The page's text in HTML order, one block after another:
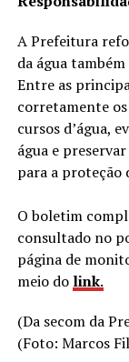
A Prefeitura
da água
Entre as
corretamente
cursos d’água,
água e
para a proteção
O boletim
consultado no
página de
meio do link.
(Da secom da
(Foto: Marcos